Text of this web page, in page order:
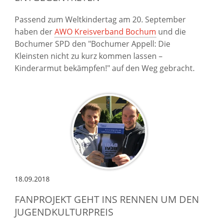
Passend zum Weltkindertag am 20. September
haben derAWO Kreisverband Bochum und die
Bochumer SPD den "Bochumer Appell: Die
Kleinsten nicht zu kurz kommen lassen –
Kinderarmut bekämpfen!" auf den Weg gebracht.
18.09.2018
FANPROJEKT GEHT INS RENNEN UM DEN
JUGENDKULTURPREIS